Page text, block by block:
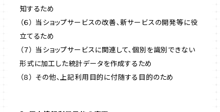
知するため
（６） 当ショップサービスの改善、新サービスの開発等に役
立てるため
（７） 当ショップサービスに関連して、個別を識別できない
形式に加工した統計データを作成するため
（８） その他、上記利用目的に付随する目的のため